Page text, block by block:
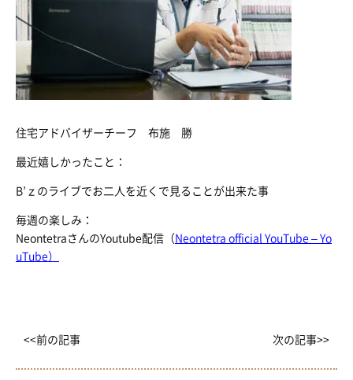
住宅アドバイザーチーフ 布施 勝
最近嬉しかったこと：
B’ｚのライブでお二人を近くで見ることが出来た事
毎週の楽しみ：
NeontetraさんのYoutube配信（Neontetra official YouTube – Yo
uTube）
<<前の記事 次の記事>>